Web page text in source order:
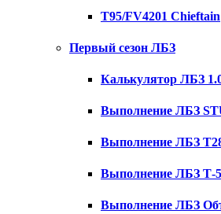
T95/FV4201 Chieftain
Первый сезон ЛБЗ
Калькулятор ЛБЗ
Выполнение ЛБЗ
Выполнение ЛБЗ
Выполнение ЛБЗ Т-
Выполнение ЛБЗ